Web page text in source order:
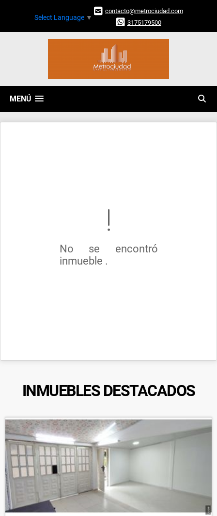
Select Language ▼
contacto@metrociudad.com
3175179500
MENÚ
No se encontró
inmueble .
INMUEBLES DESTACADOS